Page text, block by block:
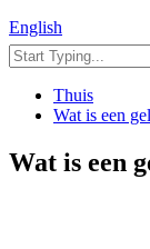
English
Thuis
Wat is een
Wat is een